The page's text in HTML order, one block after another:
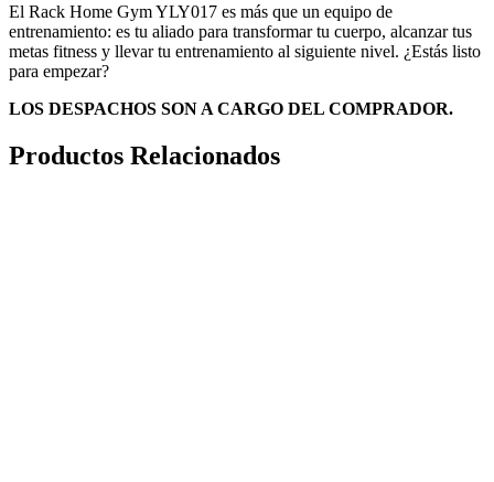
El Rack Home Gym YLY017 es más que un equipo de
entrenamiento: es tu aliado para transformar tu cuerpo, alcanzar tus
metas fitness y llevar tu entrenamiento al siguiente nivel. ¿Estás listo
para empezar?
LOS DESPACHOS SON A CARGO DEL COMPRADOR.
Productos Relacionados